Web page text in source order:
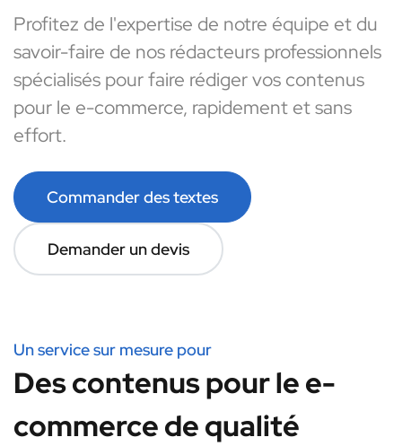
Profitez de l'expertise de notre équipe et du
savoir-faire de nos rédacteurs professionnels
spécialisés pour faire rédiger vos contenus
pour le e-commerce, rapidement et sans
effort.
Commander des textes
Demander un devis
Un service sur mesure pour
Des contenus pour le e-
commerce de qualité